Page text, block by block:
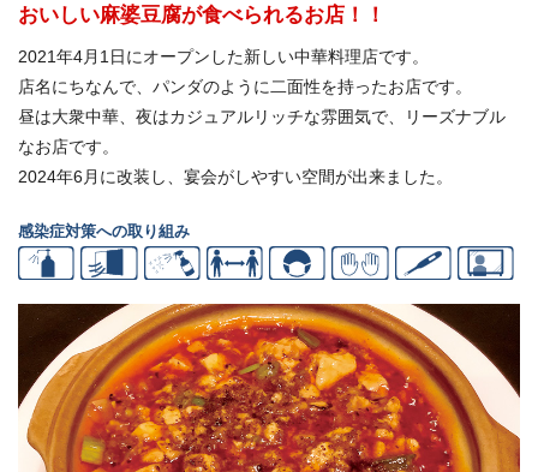
おいしい麻婆豆腐が食べられるお店！！
2021年4月1日にオープンした新しい中華料理店です。
店名にちなんで、パンダのように二面性を持ったお店です。
昼は大衆中華、夜はカジュアルリッチな雰囲気で、リーズナブル
なお店です。
2024年6月に改装し、宴会がしやすい空間が出来ました。
感染症対策への取り組み